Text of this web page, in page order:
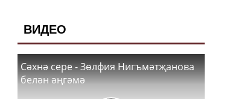
ВИДЕО
Сәхнә сере - Зөлфия Нигъмәтҗанова
белән әңгәмә